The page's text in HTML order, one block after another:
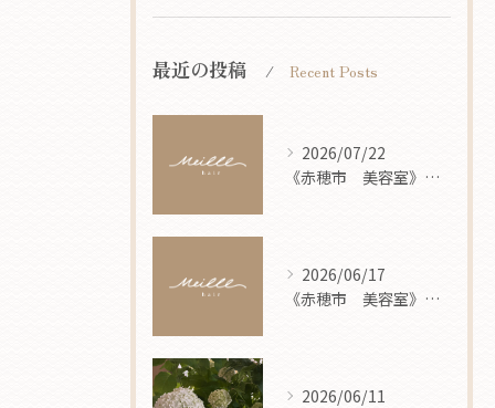
最近の投稿 Recent Posts
2026/07/22
《赤穂市 美容室》 8月営業案内
2026/06/17
《赤穂市 美容室》 7月営業案内
2026/06/11